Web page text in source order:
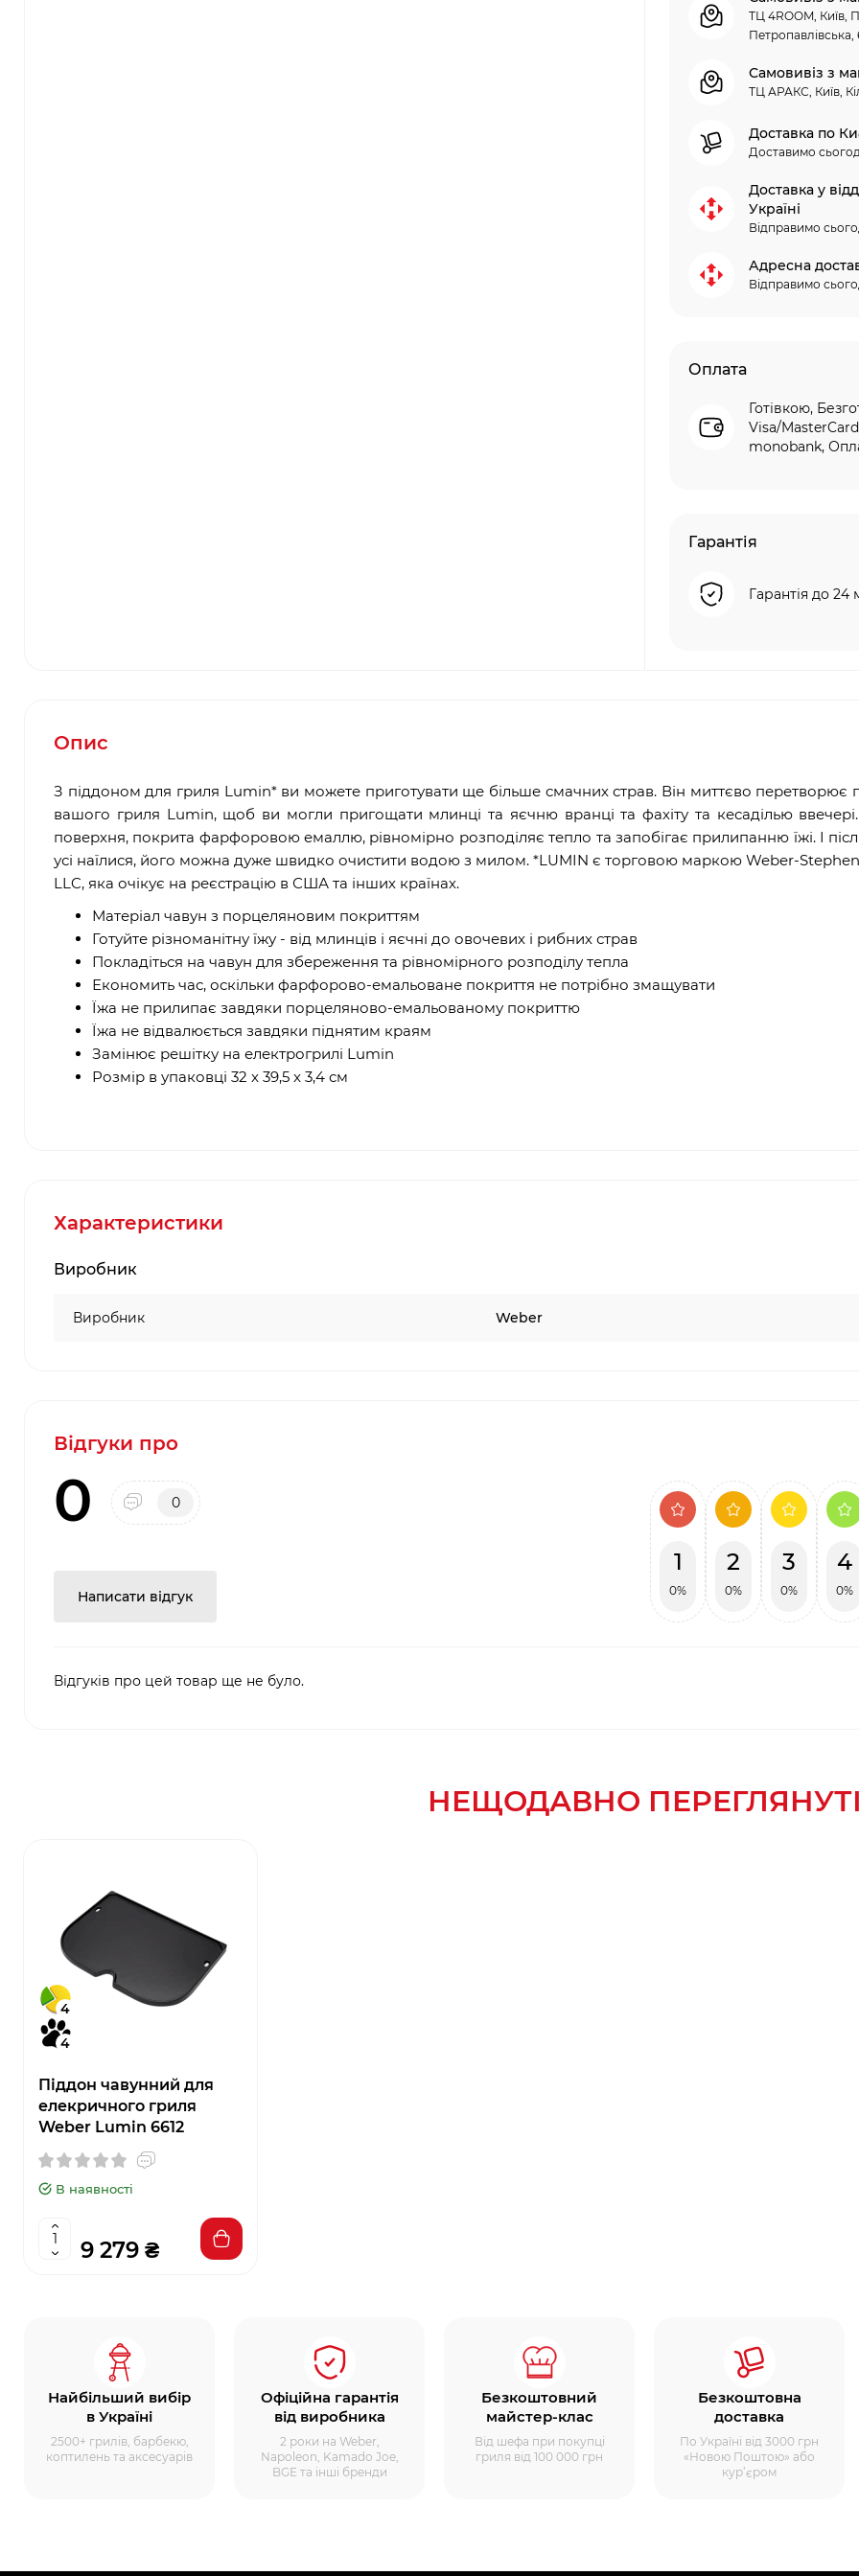
ТЦ 4ROOM, Київ,
Петропавлівська,
Самовивіз з
ТЦ АРАКС, Київ,
Доставка по
Доставимо
Доставка у
Україні
Відправимо
Адресна
Відправимо
Оплата
Готівкою,
Visa/
monobank,
Гарантія
Гарантія до 24
Опис
З піддоном для гриля Lumin* ви можете приготувати ще більше смачних страв. Він миттєво перетворює
вашого гриля Lumin, щоб ви могли пригощати млинці та яєчню вранці та фахіту та кесаділью
поверхня, покрита фарфоровою емаллю, рівномірно розподіляє тепло та запобігає прилипанню їжі. І
усі наїлися, його можна дуже швидко очистити водою з милом. *LUMIN є торговою маркою Weber-
LLC, яка очікує на реєстрацію в США та інших країнах.
Матеріал чавун з порцеляновим покриттям
Готуйте різноманітну їжу - від млинців і яєчні до овочевих і рибних страв
Покладіться на чавун для збереження та рівномірного розподілу тепла
Економить час, оскільки фарфорово-емальоване покриття не потрібно змащувати
Їжа не прилипає завдяки порцеляново-емальованому покриттю
Їжа не відвалюється завдяки піднятим краям
Замінює решітку на електрогрилі Lumin
Розмір в упаковці 32 x 39,5 x 3,4 см
Характеристики
Виробник
Виробник Weber
Відгуки про
0 0
Написати відгук
1
0%
2
0%
3
0%
4
0%
Відгуків про цей товар ще не було.
НЕЩОДАВНО
4
4
Піддон чавунний для
елекричного гриля
Weber Lumіn 6612
В наявності
9 279 ₴
Найбільший вибір
в Україні
2500+ грилів, барбекю,
коптилень та аксесуарів
Офіційна гарантія
від виробника
2 роки на Weber,
Napoleon, Kamado Joe,
BGE та інші бренди
Безкоштовний
майстер-клас
Від шефа при покупці
гриля від 100 000 грн
Безкоштовна
доставка
По Україні від 3000 грн
«Новою Поштою» або
кур’єром